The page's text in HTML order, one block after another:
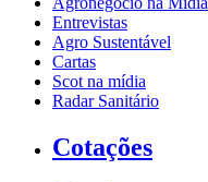
Entrevistas
Agro Sustentável
Cartas
Scot na mídia
Radar Sanitário
Cotações